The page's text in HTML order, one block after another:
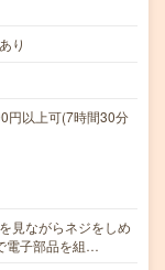
り
以上可(7時間30分
見ながらネジをしめ
電子部品を組…